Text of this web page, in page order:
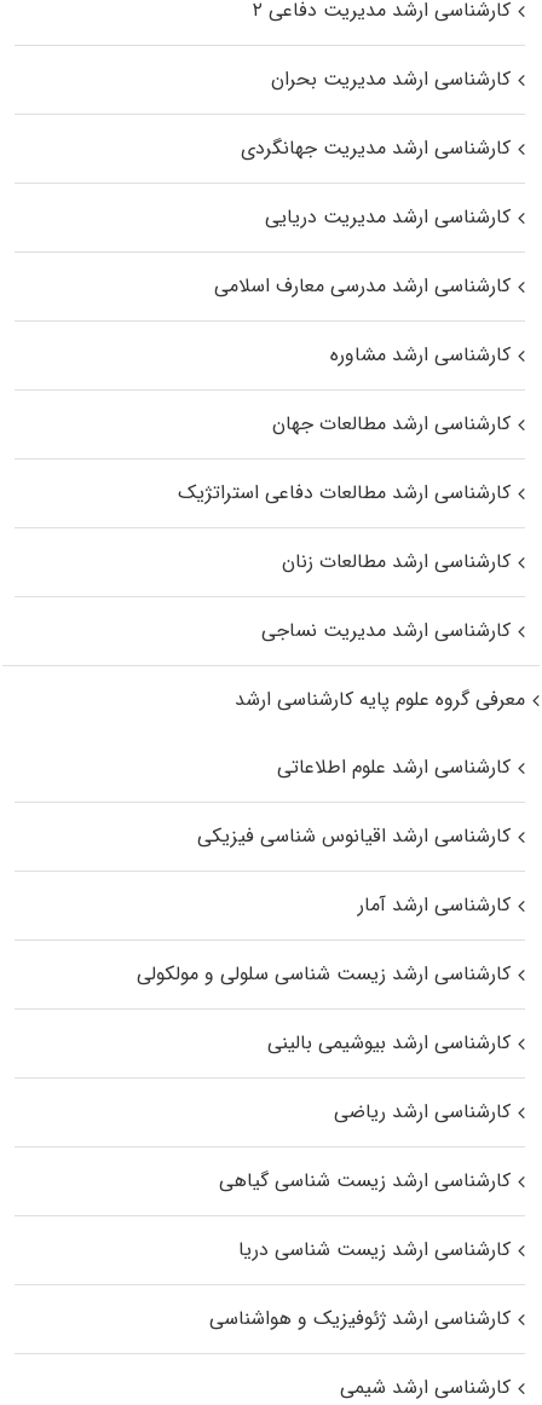
کارشناسی ارشد مدیریت دفاعی ۲
کارشناسی ارشد مدیریت بحران
کارشناسی ارشد مدیریت جهانگردی
کارشناسی ارشد مدیریت دریایی
کارشناسی ارشد مدرسی معارف اسلامی
کارشناسی ارشد مشاوره
کارشناسی ارشد مطالعات جهان
کارشناسی ارشد مطالعات دفاعی استراتژیک
کارشناسی ارشد مطالعات زنان
کارشناسی ارشد مدیریت نساجی
معرفی گروه علوم پایه کارشناسی ارشد
کارشناسی ارشد علوم اطلاعاتی
کارشناسی ارشد اقیانوس‌ شناسی فیزیکی
کارشناسی ارشد آمار
کارشناسی ارشد زیست شناسی سلولی و مولکولی
کارشناسی ارشد بیوشیمی بالینی
کارشناسی ارشد ریاضی
کارشناسی ارشد زیست‌ شناسی گیاهی
کارشناسی ارشد زیست‌ شناسی دریا
کارشناسی ارشد ژئوفیزیک و هواشناسی
کارشناسی ارشد شیمی